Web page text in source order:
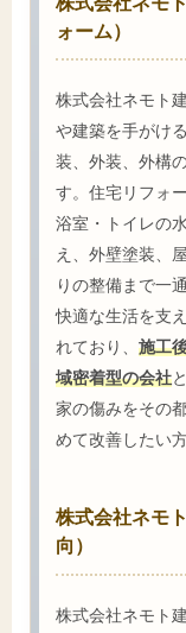
ォーム）
株式会社ネモト
や建築を手がけ
装、外装、外構
す。住宅リフォ
浴室・トイレの
え、外壁塗装、
りの整備まで一
快適な生活を支
れており、 施工
域密着型の会社
家の傷みをその
めて改善したい
株式会社ネモ
向）
株式会社ネモト